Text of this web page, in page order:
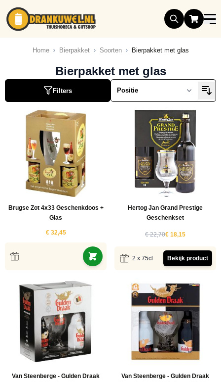
Ga naar de inhoud
Home Bierpakket Soorten Bierpakket met glas
Bierpakket met glas
Filters
Brugse Zot 4x33 Geschenkdoos +
Glas
€ 32,45
Hertog Jan Grand Prestige
Geschenkset
€ 22,70€ 18,15
2 x 75cl Bekijk product
Van Steenberge - Gulden Draak
Van Steenberge - Gulden Draak